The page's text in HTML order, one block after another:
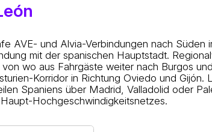
AVE- und Alvia-Verbindungen nach
mit der spanischen Hauptstadt.
wo aus Fahrgäste weiter nach Burgos
Korridor in Richtung Oviedo und
Spaniens über Madrid, Valladolid oder
Hochgeschwindigkeitsnetzes.